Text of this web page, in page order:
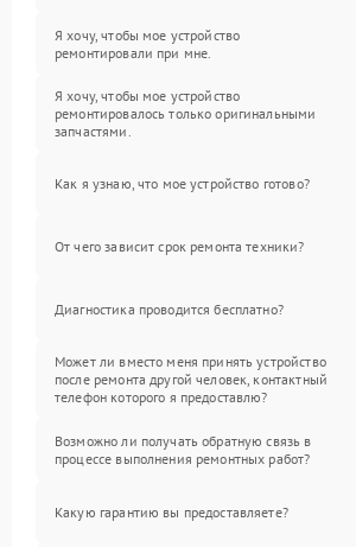
Я хочу, чтобы мое устройство
ремонтировали при мне.
Я хочу, чтобы мое устройство
ремонтировалось только оригинальными
запчастями.
Как я узнаю, что мое устройство готово?
От чего зависит срок ремонта техники?
Диагностика проводится бесплатно?
Может ли вместо меня принять устройство
после ремонта другой человек, контактный
телефон которого я предоставлю?
Возможно ли получать обратную связь в
процессе выполнения ремонтных работ?
Какую гарантию вы предоставляете?